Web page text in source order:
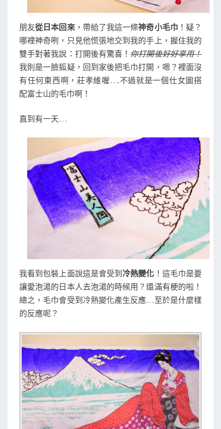
朋友從日本回來，帶給了我這一條神奇小毛巾 ！疑？
哪裡神奇咧，只見他慌張地交到我的手上，握住我的
雙手對著我說：打開後有驚喜！你打開後好好享用！
我則是一臉狐疑，回到家後把毛巾打開，嗯？裡面沒
有任何東西啊，莊孝維喔….不過就是一個仕女圖搭
配富士山的毛巾啊！
直到有一天…
我看到包裝上面說這是會受到冷熱變化 ！這毛巾是要
讓愛泡湯的日本人去泡湯的時候用？還滿有梗的啦！
總之，毛巾會受到冷熱變化產生反應…至於是什麼樣
的反應呢？